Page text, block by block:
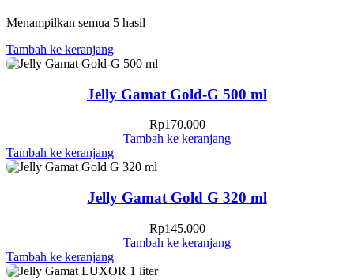
Menampilkan semua 5 hasil
Tambah ke keranjang
Jelly Gamat Gold-G 500 ml
Rp170.000
Tambah ke keranjang
Tambah ke keranjang
Jelly Gamat Gold G 320 ml
Rp145.000
Tambah ke keranjang
Tambah ke keranjang